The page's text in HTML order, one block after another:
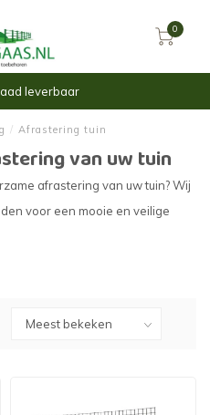
0
leverbaar
/ Afrastering tuin
van uw tuin
afrastering van uw tuin? Wij
voor een mooie en veilige